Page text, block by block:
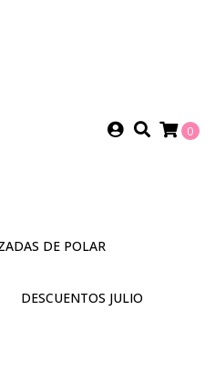
0
DE POLAR
DESCUENTOS JULIO